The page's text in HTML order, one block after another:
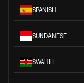
SPANISH
SUNDANESE
SWAHILI